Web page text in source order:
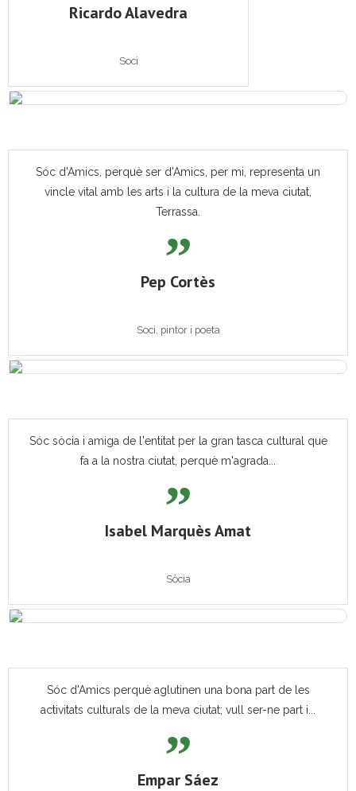
Ricardo Alavedra
Soci
Sóc d'Amics, perquè ser d'Amics, per mi, representa un
vincle vital amb les arts i la cultura de la meva ciutat,
Terrassa.
Pep Cortès
Soci, pintor i poeta
Sóc sòcia i amiga de l'entitat per la gran tasca cultural que
fa a la nostra ciutat, perquè m'agrada...
Isabel Marquès Amat
Sòcia
Sóc d'Amics perquè aglutinen una bona part de les
activitats culturals de la meva ciutat; vull ser-ne part i...
Empar Sáez